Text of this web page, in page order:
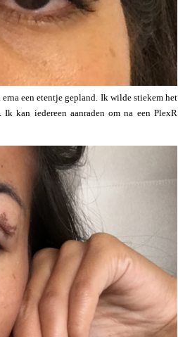
een etentje gepland. Ik wilde stiekem het
kan iedereen aanraden om na een PlexR